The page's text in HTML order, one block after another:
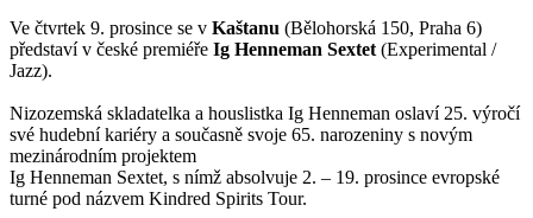
Ve čtvrtek 9. prosince se v Kaštanu (Bělohorská 150, Praha 6)
představí v české premiéře Ig Henneman Sextet(Experimental /
Jazz).
Nizozemská skladatelka a houslistka Ig Henneman oslaví 25. výročí
své hudební kariéry a současně svoje 65. narozeniny s novým
mezinárodním projektem
Ig Henneman Sextet, s nímž absolvuje 2. – 19. prosince evropské
turné pod názvem Kindred Spirits Tour.